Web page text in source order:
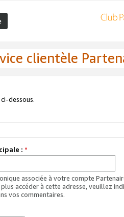
clientèle
dessous.
: *
associée à votre compte
accéder à cette adresse, veuillez
vos commentaires.